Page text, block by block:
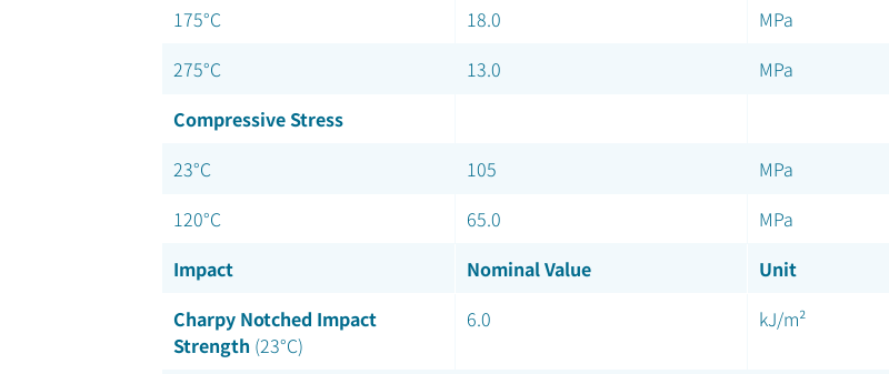
175°C
18.0
MPa
275°C
13.0
MPa
Compressive Stress
23°C
105
MPa
120°C
65.0
MPa
Impact
Nominal Value Unit
Charpy Notched Impact
Strength(23°C)
6.0 kJ/m²